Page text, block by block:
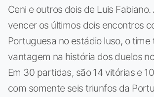
Ceni e outros dois de Luis
vencer os últimos dois encontros
Portuguesa no estádio luso, o time
vantagem na história dos duelos
Em 30 partidas, são 14 vitórias e
com somente seis triunfos da